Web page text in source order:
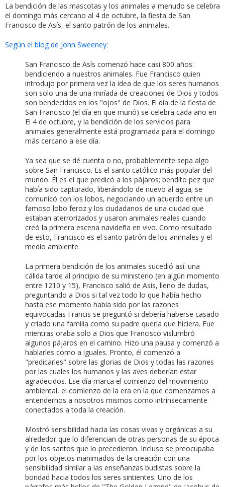
La bendición de las mascotas y los animales a menudo se celebra
el domingo más cercano al 4 de octubre, la fiesta de San
Francisco de Asís, el santo patrón de los animales.
Según el blog de John Sweeney:
San Francisco de Asís comenzó hace casi 800 años:
bendiciendo a nuestros animales. Fue Francisco quien
introdujo por primera vez la idea de que los seres humanos
son solo una de una miríada de creaciones de Dios y todos
son bendecidos en los "ojos" de Dios. El día de la fiesta de
San Francisco (el día en que murió) se celebra cada año en
El 4 de octubre, y la bendición de los servicios para
animales generalmente está programada para el domingo
más cercano a ese día.
Ya sea que se dé cuenta o no, probablemente sepa algo
sobre San Francisco. Es el santo católico más popular del
mundo. Él es el que predicó a los pájaros; bendito pez que
había sido capturado, liberándolo de nuevo al agua; se
comunicó con los lobos, negociando un acuerdo entre un
famoso lobo feroz y los ciudadanos de una ciudad que
estaban aterrorizados y usaron animales reales cuando
creó la primera escena navideña en vivo. Como resultado
de esto, Francisco es el santo patrón de los animales y el
medio ambiente.
La primera bendición de los animales sucedió así: una
cálida tarde al principio de su ministerio (en algún momento
entre 1210 y 15), Francisco salió de Asís, lleno de dudas,
preguntando a Dios si tal vez todo lo que había hecho
hasta ese momento había sido por las razones
equivocadas Francis se preguntó si debería haberse casado
y criado una familia como su padre quería que hiciera. Fue
mientras oraba solo a Dios que Francisco vislumbró
algunos pájaros en el camino. Hizo una pausa y comenzó a
hablarles como a iguales. Pronto, él comenzó a
"predicarles" sobre las glorias de Dios y todas las razones
por las cuales los humanos y las aves deberían estar
agradecidos. Ese día marca el comienzo del movimiento
ambiental, el comienzo de la era en la que comenzamos a
entendernos a nosotros mismos como intrínsecamente
conectados a toda la creación.
Mostró sensibilidad hacia las cosas vivas y orgánicas a su
alrededor que lo diferencian de otras personas de su época
y de los santos que lo precedieron. Incluso se preocupaba
por los objetos inanimados de la creación con una
sensibilidad similar a las enseñanzas budistas sobre la
bondad hacia todos los seres sintientes. Uno de los